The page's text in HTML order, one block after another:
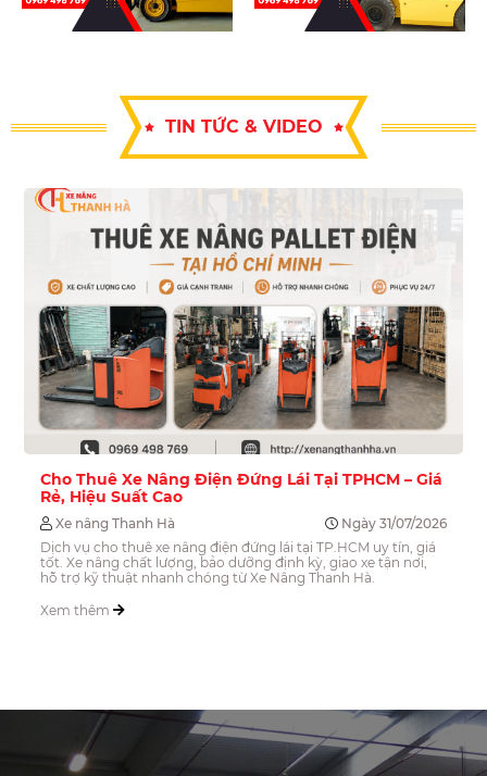
TIN TỨC & VIDEO
Cho Thuê Xe Nâng Điện Đứng Lái Tại TPHCM – Giá
Rẻ, Hiệu Suất Cao
Xe nâng Thanh Hà
Ngày 31/07/2026
Dịch vụ cho thuê xe nâng điện đứng lái tại TP.HCM uy tín, giá
tốt. Xe nâng chất lượng, bảo dưỡng định kỳ, giao xe tận nơi,
hỗ trợ kỹ thuật nhanh chóng từ Xe Nâng Thanh Hà.
Xem thêm